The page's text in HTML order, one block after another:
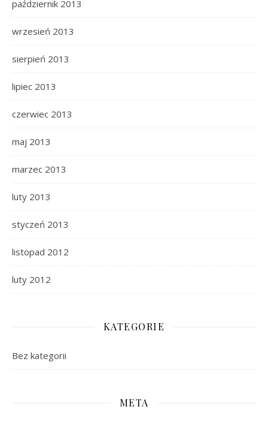
październik 2013
wrzesień 2013
sierpień 2013
lipiec 2013
czerwiec 2013
maj 2013
marzec 2013
luty 2013
styczeń 2013
listopad 2012
luty 2012
KATEGORIE
Bez kategorii
META